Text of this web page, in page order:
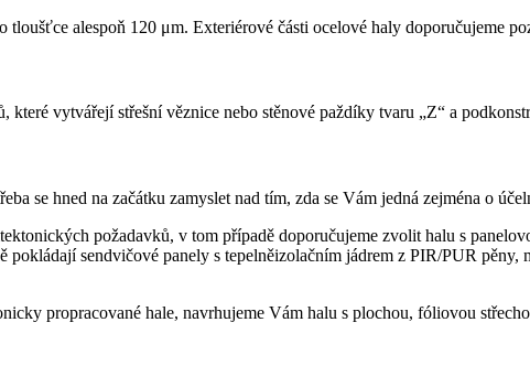
tloušťce alespoň 120 μm. Exteriérové ​​části ocelové haly doporučujeme
které vytvářejí střešní věznice nebo stěnové paždíky tvaru „Z“ a
se hned na začátku zamyslet nad tím, zda se Vám jedná zejména o
požadavků, v tom případě doporučujeme zvolit halu s
pokládají sendvičové panely s tepelněizolačním jádrem z PIR/PUR
propracované hale, navrhujeme Vám halu s plochou, fóliovou